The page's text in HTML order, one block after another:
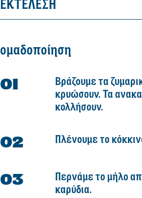
ΕΚΤΕΛΕΣΗ
ομαδοποίηση
Βράζουμε τα
κρυώσουν. Τα
κολλήσουν.
Πλένουμε το
Περνάμε το μήλο
καρύδια.